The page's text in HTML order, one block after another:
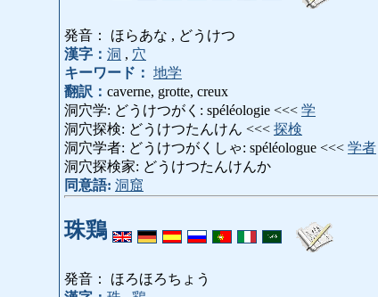
発音： ほらあな , どうけつ
漢字： 洞 , 穴
キーワード： 地学
翻訳： caverne, grotte, creux
洞穴学: どうけつがく: spéléologie <<< 学
洞穴探検: どうけつたんけん <<< 探検
洞穴学者: どうけつがくしゃ: spéléologue <<< 学者
洞穴探検家: どうけつたんけんか
同意語: 洞窟
珠鶏
発音： ほろほろちょう